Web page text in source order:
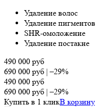
Удаление волос
Удаление пигментов
SHR-омоложение
Удаление постакне
490 000 руб
690 000 руб |–29%
490 000 руб
690 000 руб |–29%
Купить в 1 кликВ корзину